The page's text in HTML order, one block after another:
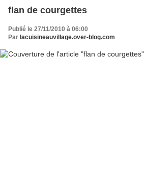
flan de courgettes
Publié le 27/11/2010 à 06:00
Par lacuisineauvillage.over-blog.com